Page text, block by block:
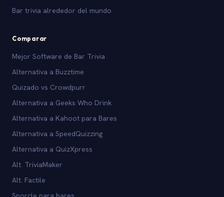
Bar trivia alrededor del mundo
Comparar
Mejor Software de Bar Trivia
Alternativa a Buzztime
Quizado vs Crowdpurr
Alternativa a Geeks Who Drink
Alternativa a Kahoot para Bares
Alternativa a SpeedQuizzing
Alternativa a QuizXpress
Alt. TriviaMaker
Alt. Factile